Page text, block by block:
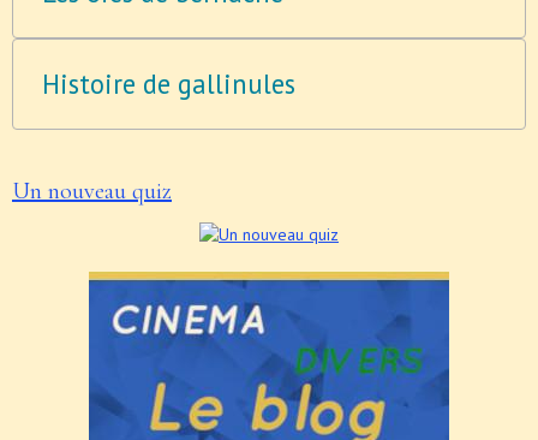
Histoire de gallinules
Un nouveau quiz